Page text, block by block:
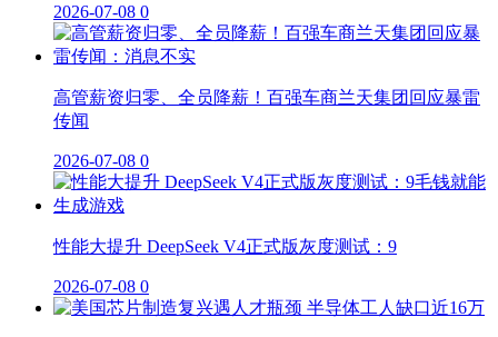
2026-07-08 0
高管薪资归零、全员降薪！百强车商兰天集团回应暴雷
传闻
2026-07-08 0
性能大提升 DeepSeek V4正式版灰度测试：9
2026-07-08 0